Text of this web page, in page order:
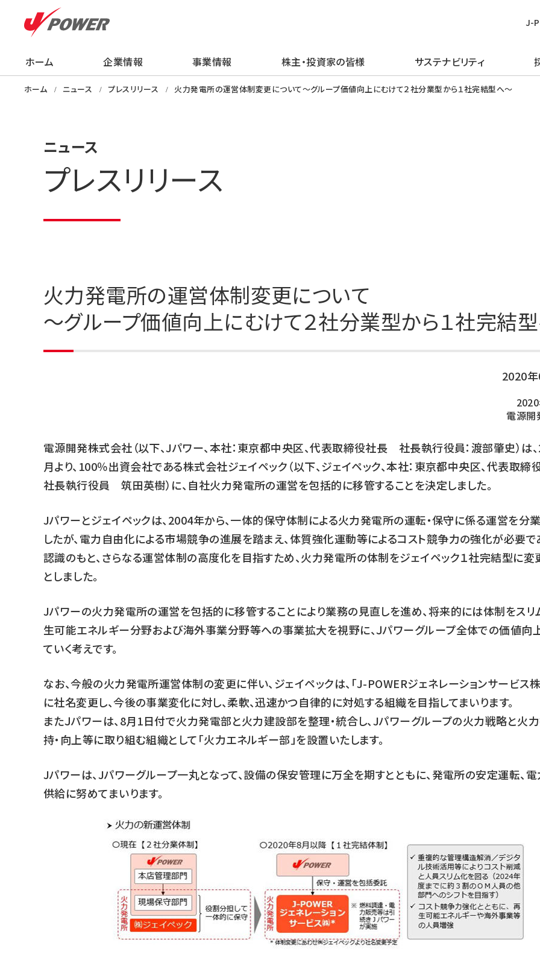
ホーム 企業情報
企業情報
ごあいさつ
技術開発
事業情報
事業情報
再生可能エネルギー
株主・投資家の皆様
株主・投資家の皆様
経営方針
サステナビリティ
サステナビリティ
TOPメッセージ
採用情報
新卒採用
ニュース
プレスリリース
知る・学ぶ・楽しむ
ピックアップ
J-
ホーム ニュース プレスリリース 火力発電所の運営体制変更について～グループ価値向上にむけて２社分業型から１社完結型へ～
ニュース
プレスリリース
火力発電所の運営体制変更について
～グループ価値向上にむけて２社分業型から１社完結
2020
電源開
電源開発株式会社（以下、Jパワー、本社：東京都中央区、代表取締役社長 社長執行役員：渡部肇史）は
月より、100％出資会社である株式会社ジェイペック（以下、ジェイペック、本社：東京都中央区、代表取
社長執行役員 筑田英樹）に、自社火力発電所の運営を包括的に移管することを決定しました。
Jパワーとジェイペックは、2004年から、一体的保守体制による火力発電所の運転・保守に係る運営を分
したが、電力自由化による市場競争の進展を踏まえ、体質強化運動等によるコスト競争力の強化が必要で
認識のもと、さらなる運営体制の高度化を目指すため、火力発電所の体制をジェイペック１社完結型に変
としました。
Jパワーの火力発電所の運営を包括的に移管することにより業務の見直しを進め、将来的には体制をスリ
生可能エネルギー分野および海外事業分野等への事業拡大を視野に、Ｊパワーグループ全体での価値向
ていく考えです。
なお、今般の火力発電所運営体制の変更に伴い、ジェイペックは、「J-POWERジェネレーションサービス
に社名変更し、今後の事業変化に対し、柔軟、迅速かつ自律的に対処する組織を目指してまいります。
またＪパワーは、8月1日付で火力発電部と火力建設部を整理・統合し、Jパワーグループの火力戦略と火
持・向上等に取り組む組織として「火力エネルギー部」を設置いたします。
Jパワーは、Jパワーグループ一丸となって、設備の保安管理に万全を期すとともに、発電所の安定運転、
供給に努めてまいります。